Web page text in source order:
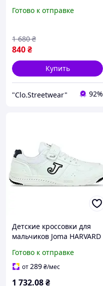
Готово к отправке
840₴
1 680 ₴
Купить
"Clo.Streetwear" 92%
Детские кроссовки для
мальчиков Joma HARVARD
EUR/32-UKR белые
спортивные
Готово к отправке
от289₴/мес
1 732.08₴